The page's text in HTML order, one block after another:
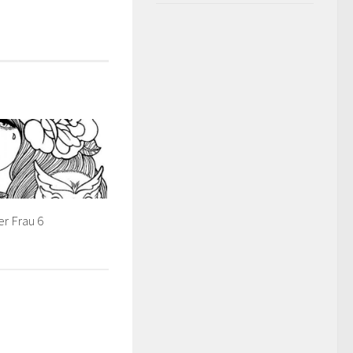
Frau 6